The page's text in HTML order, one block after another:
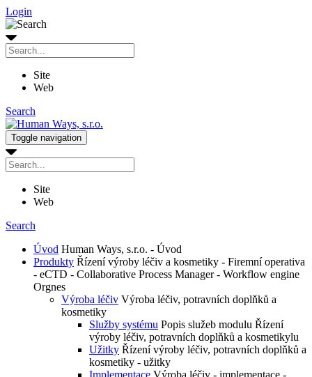
Login
Site
Web
Search
Toggle navigation
Site
Web
Search
Úvod Human Ways, s.r.o. - Úvod
Produkty Řízení výroby léčiv a kosmetiky - Firemní operativa
- eCTD - Collaborative Process Manager - Workflow engine
Orgnes
Výroba léčiv Výroba léčiv, potravních doplňků a
kosmetiky
Služby systému Popis služeb modulu Řízení
výroby léčiv, potravních doplňků a kosmetikylu
Užitky Řízení výroby léčiv, potravních doplňků a
kosmetiky - užitky
Implementace Výroba léčiv - implementace -